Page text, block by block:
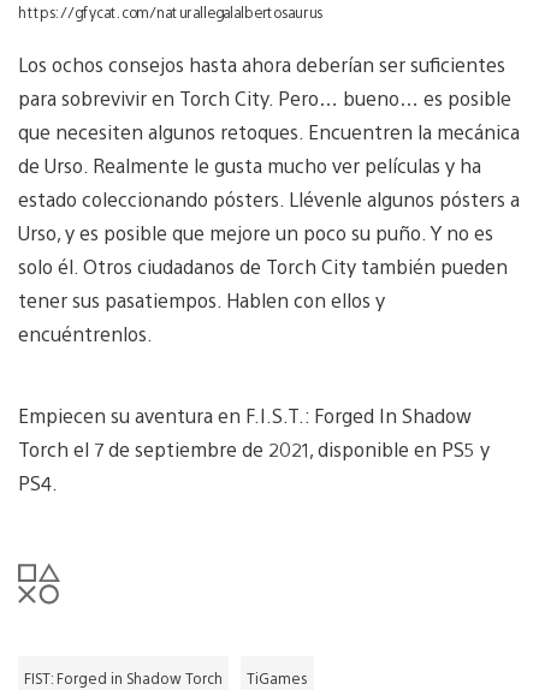
https://gfycat.com/naturallegalalbertosaurus
Los ochos consejos hasta ahora deberían ser suficientes
para sobrevivir en Torch City. Pero… bueno… es posible
que necesiten algunos retoques. Encuentren la mecánica
de Urso. Realmente le gusta mucho ver películas y ha
estado coleccionando pósters. Llévenle algunos pósters a
Urso, y es posible que mejore un poco su puño. Y no es
solo él. Otros ciudadanos de Torch City también pueden
tener sus pasatiempos. Hablen con ellos y
encuéntrenlos.
Empiecen su aventura en F.I.S.T.: Forged In Shadow
Torch el 7 de septiembre de 2021, disponible en PS5 y
PS4.
FIST: Forged in Shadow Torch TiGames